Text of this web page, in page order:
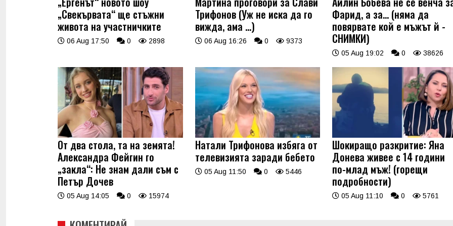
„Свекървата“ ще стъжни
живота на участничките
06 Aug 17:50 0 2898
Трифонов (Уж не иска да го
вижда, ама …)
06 Aug 16:26 0 9373
Фарид, а за... (няма да
повярвате кой е мъжът й -
СНИМКИ)
05 Aug 19:02 0 38626
От два стола, та на земята!
Александра Фейгин го
„закла“: Не знам дали съм с
Петър Дочев
05 Aug 14:05 0 15974
Натали Трифонова избяга от
телевизията заради бебето
05 Aug 11:50 0 5446
Шокиращо разкритие: Яна
Донева живее с 14 години
по-млад мъж! (горещи
подробности)
05 Aug 11:10 0 5761